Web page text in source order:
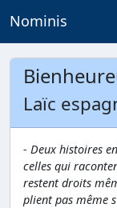
Nominis
Laïc
- Deux histoires
celles qui
restent droits
plient pas même